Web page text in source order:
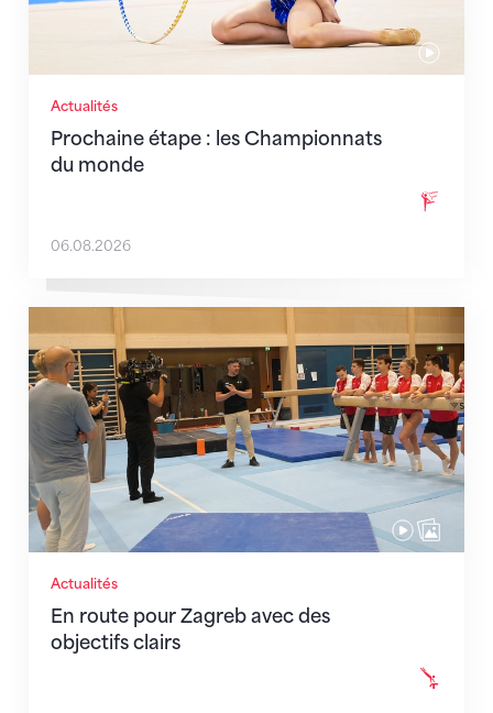
Actualités
Prochaine étape : les Championnats
du monde
06.08.2026
Actualités
En route pour Zagreb avec des
objectifs clairs
En route pour Zagreb avec des objectifs clairs